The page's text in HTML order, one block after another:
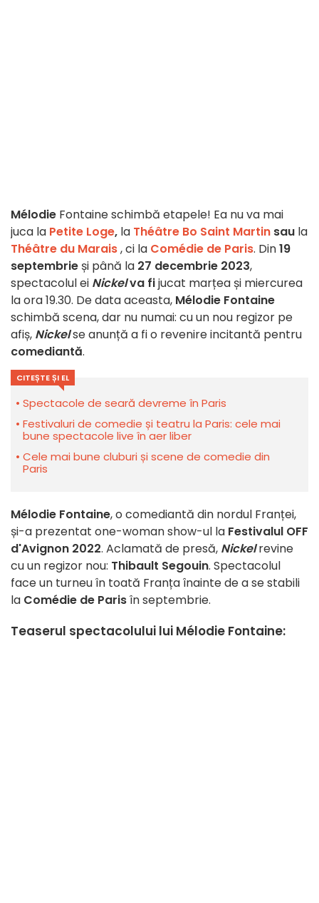
Mélodie Fontaine schimbă etapele! Ea nu va mai
juca la Petite Loge, la Théâtre Bo Saint Martin sau la
Théâtre du Marais, ci la Comédie de Paris. Din19
septembrie și până la 27 decembrie 2023,
spectacolul ei Nickelva fijucat marțea și miercurea
la ora 19.30. De data aceasta, Mélodie Fontaine
schimbă scena, dar nu numai: cu un nou regizor pe
afiș, Nickelse anunță a fi o revenire incitantă pentru
comediantă.
CITEȘTE ȘI EL
Spectacole de seară devreme în Paris
Festivaluri de comedie și teatru la Paris: cele mai
bune spectacole live în aer liber
Cele mai bune cluburi și scene de comedie din
Paris
Mélodie Fontaine, o comediantă din nordul Franței,
și-a prezentat one-woman show-ul la Festivalul OFF
d'Avignon 2022. Aclamată de presă, Nickel revine
cu un regizor nou: Thibault Segouin. Spectacolul
face un turneu în toată Franța înainte de a se stabili
la Comédie de Parisîn septembrie.
Teaserul spectacolului lui Mélodie Fontaine: